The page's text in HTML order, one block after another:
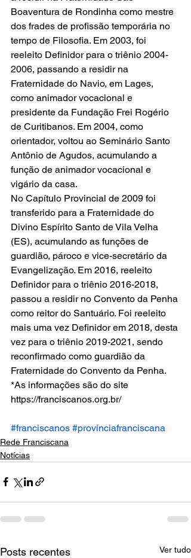
Boaventura de Rondinha como mestre
dos frades de profissão temporária no
tempo de Filosofia. Em 2003, foi
reeleito Definidor para o triênio 2004-
2006, passando a residir na
Fraternidade do Navio, em Lages,
como animador vocacional e
presidente da Fundação Frei Rogério
de Curitibanos. Em 2004, como
orientador, voltou ao Seminário Santo
Antônio de Agudos, acumulando a
função de animador vocacional e
vigário da casa.
No Capítulo Provincial de 2009 foi
transferido para a Fraternidade do
Divino Espírito Santo de Vila Velha
(ES), acumulando as funções de
guardião, pároco e vice-secretário da
Evangelização. Em 2016, reeleito
Definidor para o triênio 2016-2018,
passou a residir no Convento da Penha
como reitor do Santuário. Foi reeleito
mais uma vez Definidor em 2018, desta
vez para o triênio 2019-2021, sendo
reconfirmado como guardião da
Fraternidade do Convento da Penha.
*As informações são do site
https://franciscanos.org.br/
#franciscanos #provínciafranciscana
Rede Franciscana
Notícias
Posts recentes Ver tudo